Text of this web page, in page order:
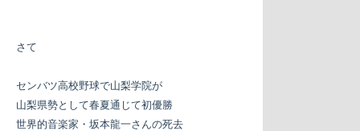
さて
センバツ高校野球で山梨学院が
山梨県勢として春夏通じて初優勝
世界的音楽家・坂本龍一さんの死去